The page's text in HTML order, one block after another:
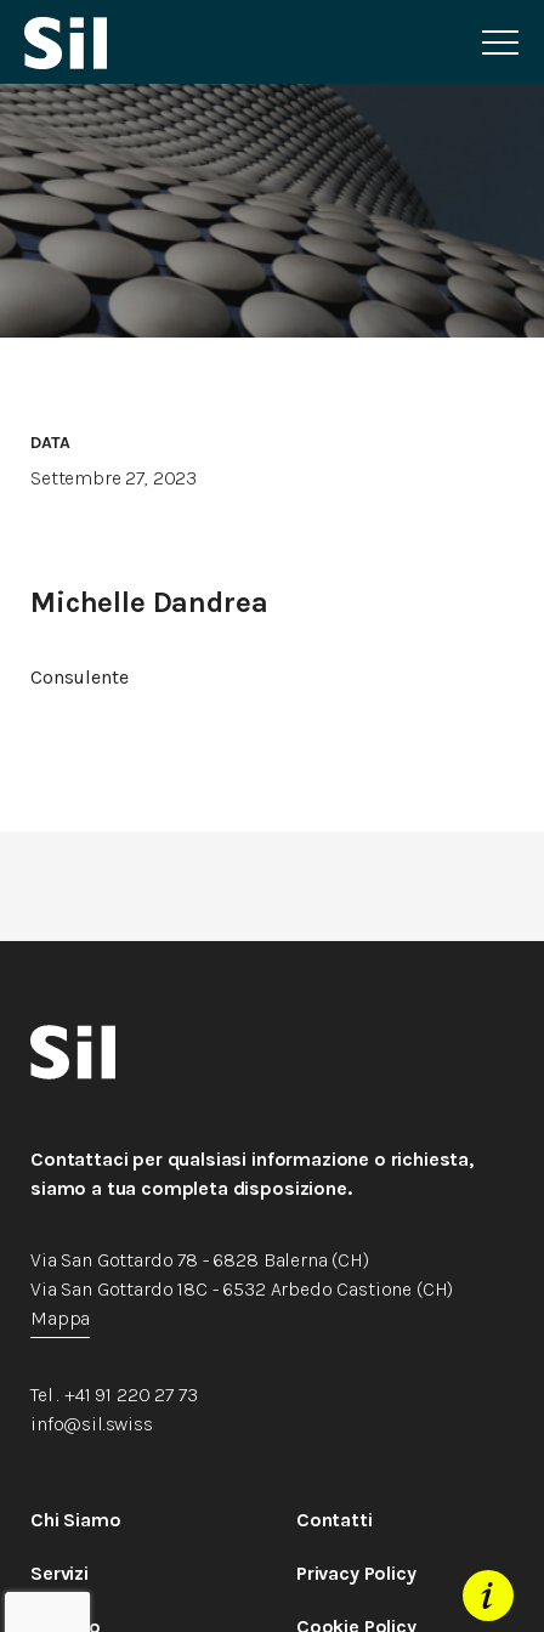
DATA
Settembre 27, 2023
Michelle Dandrea
Consulente
Contattaci per qualsiasi informazione o richiesta,
siamo a tua completa disposizione.
Via San Gottardo 78 - 6828 Balerna (CH)
Via San Gottardo 18C - 6532 Arbedo Castione (CH)
Mappa
Tel . +41 91 220 27 73
info@sil.swiss
Chi Siamo
Servizi
Metodo
Contatti
Privacy Policy
Cookie Policy